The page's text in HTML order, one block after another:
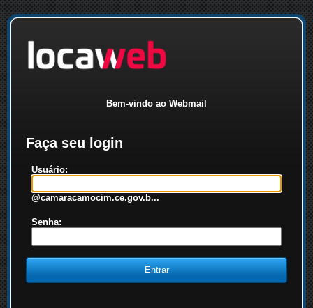
Bem-vindo ao Webmail
Faça seu login
Usuário:
@camaracamocim.ce.gov.b...
Senha: